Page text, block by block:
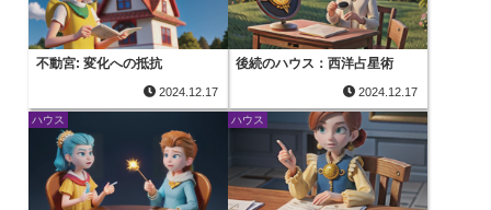
不動宮: 変化への抵抗
2024.12.17
後続のハウス：西洋占星術
2024.12.17
ハウス ハウス